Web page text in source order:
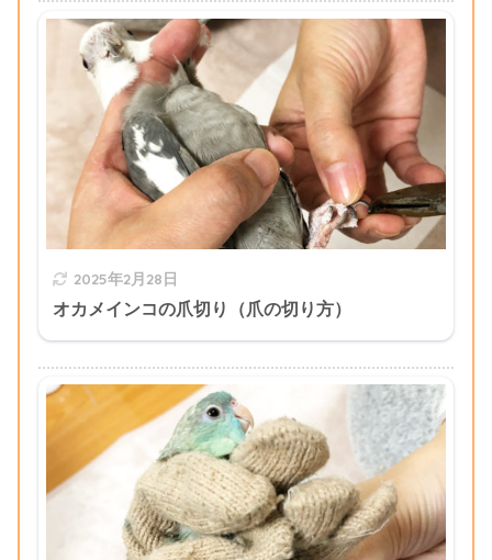
2025年2月28日
オカメインコの爪切り（爪の切り方）